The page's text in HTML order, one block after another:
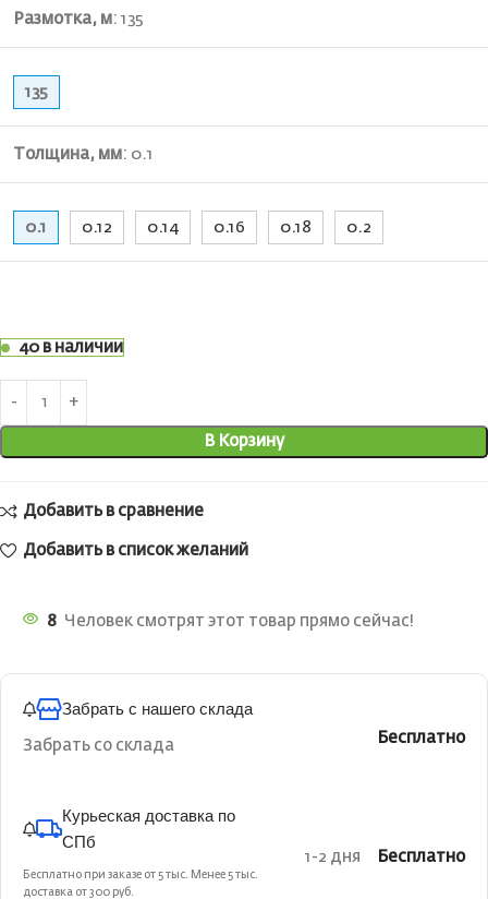
Размотка, м: 135
135
Толщина, мм: 0.1
0.1 0.12 0.14 0.16 0.18 0.2
40 в наличии
В Корзину
Добавить в сравнение
Добавить в список желаний
8 Человек смотрят этот товар прямо сейчас!
Забрать с нашего склада
Забрать со склада Бесплатно
Курьеская доставка по
СПб
Бесплатно при заказе от 5 тыс. Менее 5 тыс.
доставка от 300 руб.
1-2 дня Бесплатно